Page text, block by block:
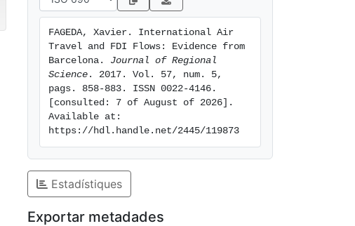
FAGEDA, Xavier. International Air
Travel and FDI Flows: Evidence from
Barcelona. Journal of Regional
Science . 2017. Vol. 57, num. 5,
pags. 858-883. ISSN 0022-4146.
[consulted: 7 of August of 2026].
Available at:
https://hdl.handle.net/2445/119873
Estadístiques
Exportar metadades